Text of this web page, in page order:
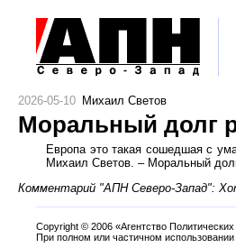
2026-05-10 Михаил Светов
Моральный долг
Европа это такая сошедшая с
Михаил Светов. – Моральный
Комментарий "АПН Северо-Запад":
Copyright © 2006 «Агентство
При полном или частичном